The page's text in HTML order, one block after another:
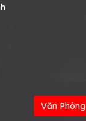
Văn Phòng